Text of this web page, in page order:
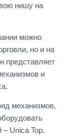
нишу на
можно
но и на
представляет
и
механизмов,
Unica Top.